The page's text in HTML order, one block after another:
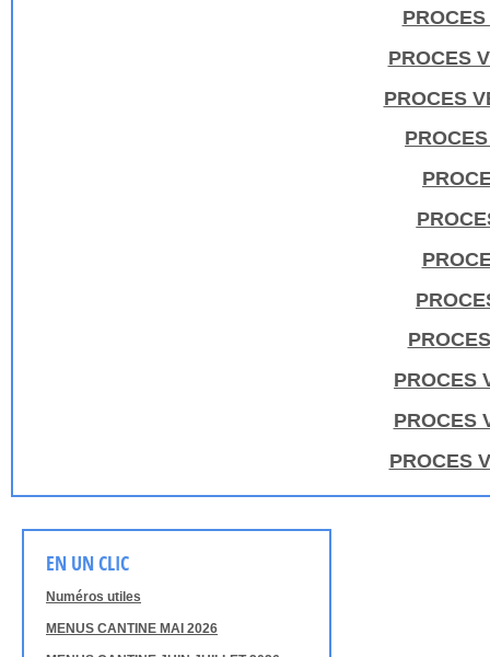
PROCES
PROCES
PROCES
PROCES
PROCES
EN UN CLIC
Numéros utiles
MENUS CANTINE MAI 2026